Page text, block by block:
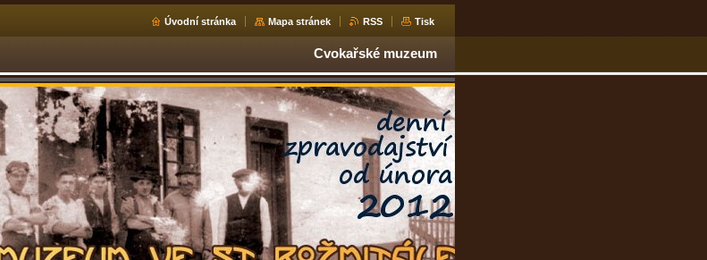
Úvodní stránka Mapa stránek RSS Tisk
Cvokařské muzeum